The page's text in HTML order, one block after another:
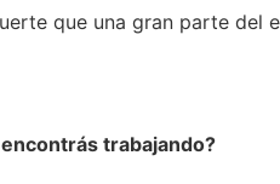
que una gran parte del
trabajando?